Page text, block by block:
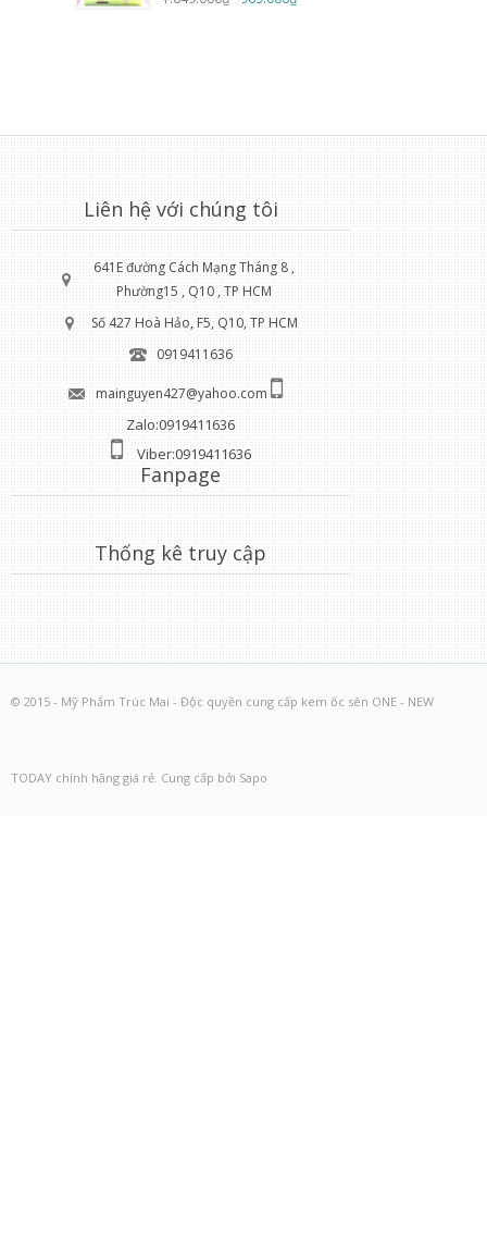
Liên hệ với chúng tôi
641E đường Cách Mạng Tháng 8 ,
Phường15 , Q10 , TP HCM
Số 427 Hoà Hảo, F5, Q10, TP HCM
0919411636
mainguyen427@yahoo.com
Zalo:0919411636
Viber:0919411636
Fanpage
Thống kê truy cập
© 2015 - Mỹ Phẩm Trúc Mai - Độc quyền cung cấp kem ốc sên ONE - NEW
TODAY chính hãng giá rẻ. Cung cấp bởi Sapo